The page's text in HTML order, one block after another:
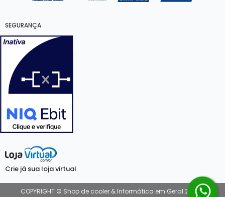
SEGURANÇA
Crie já sua loja virtual
COPYRIGHT © Shop de cooler & Informática em Geral 2026 -